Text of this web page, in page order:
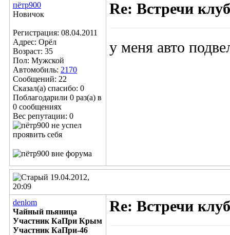
пётр900
Новичок
Регистрация: 08.04.2011
Адрес: Орёл
Возраст: 35
Пол: Мужской
Автомобиль: 2170
Сообщений: 22
Сказал(а) спасибо: 0
Поблагодарили 0 раз(а) в
0 сообщениях
Вес репутации: 0
Re: Встречи
у меня авто
19.04.2012,
20:09
denlom
Чайный пьяница
Участник КаПри Крым
Участник КаПри-46
Re: Встречи